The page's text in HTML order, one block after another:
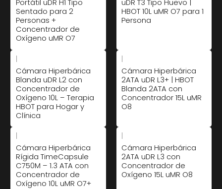
Portátil uDR H1 Tipo
Sentado para 2
Personas +
Concentrador de
Oxígeno uMR O7
uDR T3 Tipo Huevo |
HBOT 10L uMR O7 para 1
Persona
Cámara Hiperbárica
Blanda uDR L2 con
Concentrador de
Oxígeno 10L – Terapia
HBOT para Hogar y
Clínica
Cámara Hiperbárica
2ATA uDR L3+ | HBOT
Blanda 2ATA con
Concentrador 15L uMR
O8
Cámara Hiperbárica
Rígida TimeCapsule
C750M – 1.3 ATA con
Concentrador de
Oxígeno 10L uMR O7+
Cámara Hiperbárica
2ATA uDR L3 con
Concentrador de
Oxígeno 15L uMR O8